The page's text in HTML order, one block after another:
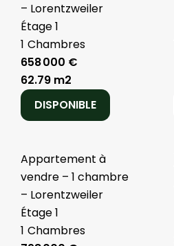
– Lorentzweiler
Étage 1
1 Chambres
658 000 €
62.79 m2
DISPONIBLE
Appartement à
vendre – 1 chambre
– Lorentzweiler
Étage 1
1 Chambres